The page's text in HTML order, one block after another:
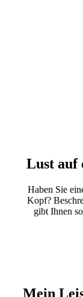
Lust auf
Haben Sie
Kopf?
gibt Ihnen
Mein